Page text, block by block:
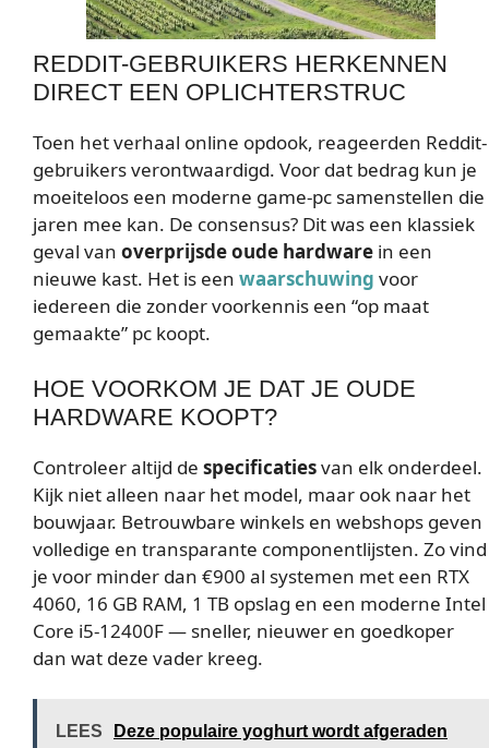
REDDIT-GEBRUIKERS HERKENNEN
DIRECT EEN OPLICHTERSTRUC
Toen het verhaal online opdook, reageerden Reddit-
gebruikers verontwaardigd. Voor dat bedrag kun je
moeiteloos een moderne game-pc samenstellen die
jaren mee kan. De consensus? Dit was een klassiek
geval van overprijsde oude hardware in een
nieuwe kast. Het is een waarschuwing voor
iedereen die zonder voorkennis een “op maat
gemaakte” pc koopt.
HOE VOORKOM JE DAT JE OUDE
HARDWARE KOOPT?
Controleer altijd de specificatiesvan elk onderdeel.
Kijk niet alleen naar het model, maar ook naar het
bouwjaar. Betrouwbare winkels en webshops geven
volledige en transparante componentlijsten. Zo vind
je voor minder dan €900 al systemen met een RTX
4060, 16 GB RAM, 1 TB opslag en een moderne Intel
Core i5-12400F — sneller, nieuwer en goedkoper
dan wat deze vader kreeg.
LEES
Deze populaire yoghurt wordt afgeraden